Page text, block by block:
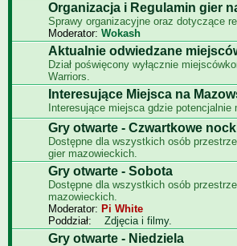
Organizacja i Regulamin gier
Sprawy organizacyjne oraz dotyczące
Moderator: Wokash
Aktualnie odwiedzane
Dział poświęcony wyłącznie
Warriors.
Interesujące Miejsca na
Interesujące miejsca gdzie
Gry otwarte - Czwartkowe
Dostępne dla wszystkich osób
gier mazowieckich.
Gry otwarte - Sobota
Dostępne dla wszystkich osób
mazowieckich.
Moderator: Pi White
Poddział:
Zdjęcia i filmy.
Gry otwarte - Niedziela